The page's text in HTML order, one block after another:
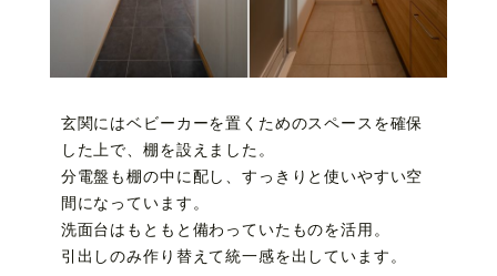
玄関にはベビーカーを置くためのスペースを確保
した上で、棚を設えました。
分電盤も棚の中に配し、すっきりと使いやすい空
間になっています。
洗面台はもともと備わっていたものを活用。
引出しのみ作り替えて統一感を出しています。